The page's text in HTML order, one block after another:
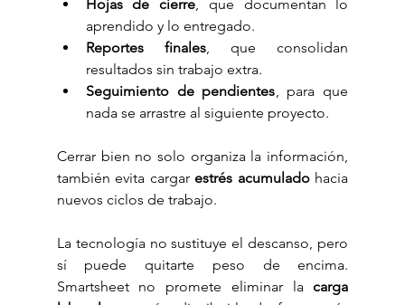
Hojas de cierre, que documentan lo
aprendido y lo entregado.
Reportes finales, que consolidan
resultados sin trabajo extra.
Seguimiento de pendientes, para que
nada se arrastre al siguiente proyecto.
Cerrar bien no solo organiza la información,
también evita cargar estrés acumulado hacia
nuevos ciclos de trabajo.
La tecnología no sustituye el descanso, pero
sí puede quitarte peso de encima.
Smartsheet no promete eliminar la carga